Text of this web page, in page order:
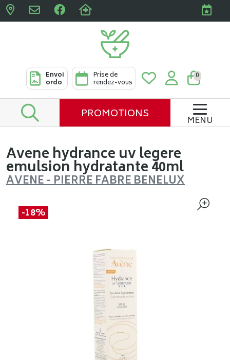
Pharmacies Clabots &
Envoi
ordo
Prise de
rendez-vous
0
PROMOTIONS MENU
Avene hydrance uv legere
emulsion hydratante 40ml
AVENE - PIERRE FABRE BENELUX
-18%